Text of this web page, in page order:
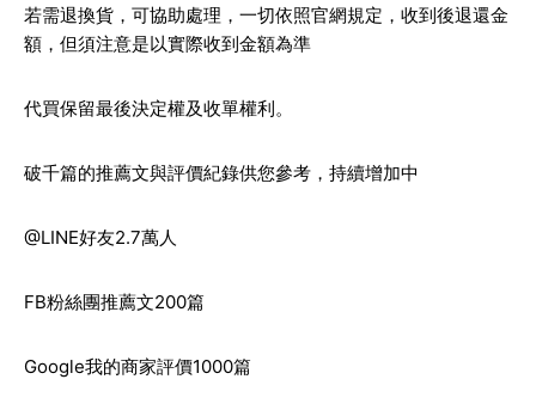
若需退換貨，可協助處理，一切依照官網規定，收到後退還金
額，但須注意是以實際收到金額為準
代買保留最後決定權及收單權利。
破千篇的推薦文與評價紀錄供您參考，持續增加中
@LINE好友2.7萬人
FB粉絲團推薦文200篇
Google我的商家評價1000篇